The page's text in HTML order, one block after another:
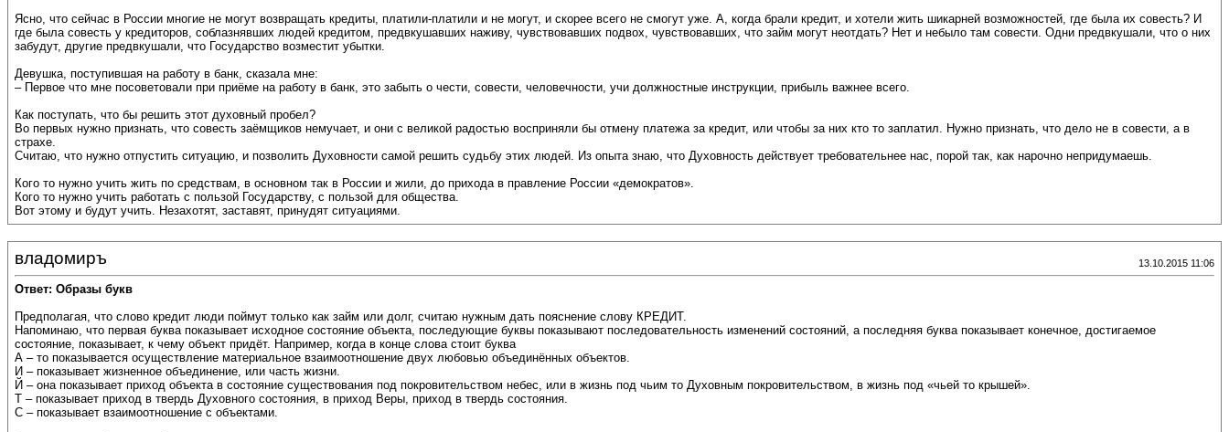
Ясно, что сейчас в России многие не могут возвращать кредиты, платили-платили и не могут, и скорее всего не смогут уже. А, когда брали кредит, и хотели жить шикарней возможностей, где была их совесть? И
где была совесть у кредиторов, соблазнявших людей кредитом, предвкушавших наживу, чувствовавших подвох, чувствовавших, что займ могут неотдать? Нет и небыло там совести. Одни предвкушали, что о них
забудут, другие предвкушали, что Государство возместит убытки.
Девушка, поступившая на работу в банк, сказала мне:
– Первое что мне посоветовали при приёме на работу в банк, это забыть о чести, совести, человечности, учи должностные инструкции, прибыль важнее всего.
Как поступать, что бы решить этот духовный пробел?
Во первых нужно признать, что совесть заёмщиков немучает, и они с великой радостью восприняли бы отмену платежа за кредит, или чтобы за них кто то заплатил. Нужно признать, что дело не в совести, а в
страхе.
Считаю, что нужно отпустить ситуацию, и позволить Духовности самой решить судьбу этих людей. Из опыта знаю, что Духовность действует требовательнее нас, порой так, как нарочно непридумаешь.
Кого то нужно учить жить по средствам, в основном так в России и жили, до прихода в правление России «демократов».
Кого то нужно учить работать с пользой Государству, с пользой для общества.
Вот этому и будут учить. Незахотят, заставят, принудят ситуациями.
владомиръ 13.10.2015 11:06
Ответ: Образы букв
Предполагая, что слово кредит люди поймут только как займ или долг, считаю нужным дать пояснение слову КРЕДИТ.
Напоминаю, что первая буква показывает исходное состояние объекта, последующие буквы показывают последовательность изменений состояний, а последняя буква показывает конечное, достигаемое
состояние, показывает, к чему объект придёт. Например, когда в конце слова стоит буква
А – то показывается осуществление материальное взаимоотношение двух любовью объединённых объектов.
И – показывает жизненное объединение, или часть жизни.
Й – она показывает приход объекта в состояние существования под покровительством небес, или в жизнь под чьим то Духовным покровительством, в жизнь под «чьей то крышей».
Т – показывает приход в твердь Духовного состояния, в приход Веры, приход в твердь состояния.
С – показывает взаимоотношение с объектами.